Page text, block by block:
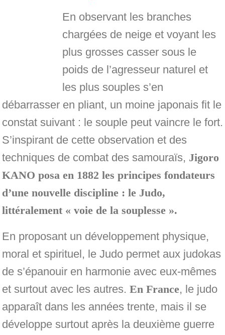
En observant les branches
chargées de neige et voyant les
plus grosses casser sous le
poids de l’agresseur naturel et
les plus souples s’en
débarrasser en pliant, un moine japonais fit le
constat suivant : le souple peut vaincre le fort.
S’inspirant de cette observation et des
techniques de combat des samouraïs, Jigoro
KANO posa en 1882 les principes fondateurs
d’une nouvelle discipline : le Judo,
littéralement « voie de la souplesse ».
En proposant un développement physique,
moral et spirituel, le Judo permet aux judokas
de s’épanouir en harmonie avec eux-mêmes
et surtout avec les autres. En France, le judo
apparaît dans les années trente, mais il se
développe surtout après la deuxième guerre